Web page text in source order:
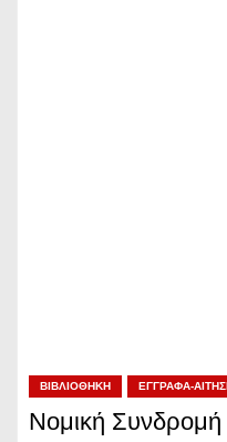
ΒΙΒΛΙΟΘΉΚΗ ΈΓΓΡΑΦΑ-
Νομική